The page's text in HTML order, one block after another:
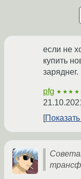
если не
купить
заряднег.
pfg